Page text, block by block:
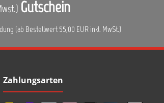
Gutschein
(ab Bestellwert 55,00 EUR inkl. MwSt.)
Zahlungsarten